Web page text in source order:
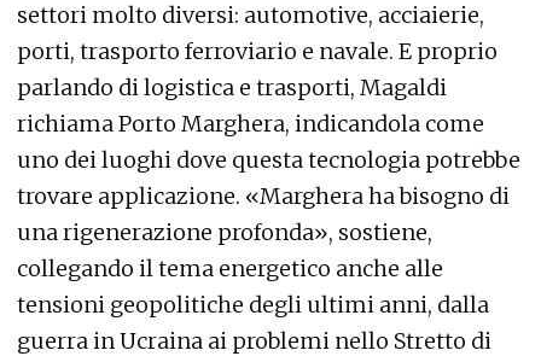
settori molto diversi: automotive, acciaierie,
porti, trasporto ferroviario e navale. E proprio
parlando di logistica e trasporti, Magaldi
richiama Porto Marghera, indicandola come
uno dei luoghi dove questa tecnologia potrebbe
trovare applicazione. «Marghera ha bisogno di
una rigenerazione profonda», sostiene,
collegando il tema energetico anche alle
tensioni geopolitiche degli ultimi anni, dalla
guerra in Ucraina ai problemi nello Stretto di